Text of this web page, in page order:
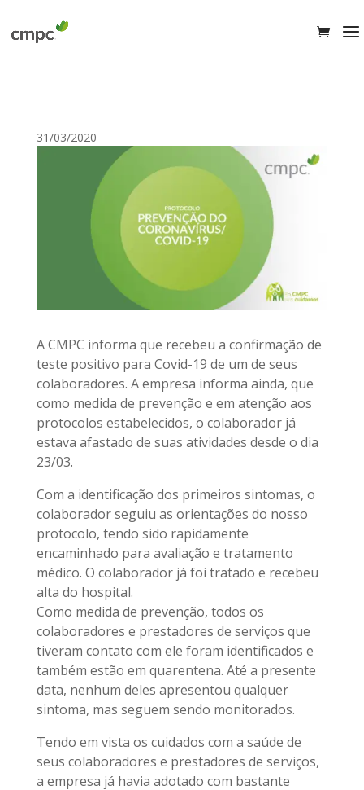
31/03/2020
A CMPC informa que recebeu a confirmação de
teste positivo para Covid-19 de um de seus
colaboradores. A empresa informa ainda, que
como medida de prevenção e em atenção aos
protocolos estabelecidos, o colaborador já
estava afastado de suas atividades desde o dia
23/03.
Com a identificação dos primeiros sintomas, o
colaborador seguiu as orientações do nosso
protocolo, tendo sido rapidamente
encaminhado para avaliação e tratamento
médico. O colaborador já foi tratado e recebeu
alta do hospital.
Como medida de prevenção, todos os
colaboradores e prestadores de serviços que
tiveram contato com ele foram identificados e
também estão em quarentena. Até a presente
data, nenhum deles apresentou qualquer
sintoma, mas seguem sendo monitorados.
Tendo em vista os cuidados com a saúde de
seus colaboradores e prestadores de serviços,
a empresa já havia adotado com bastante